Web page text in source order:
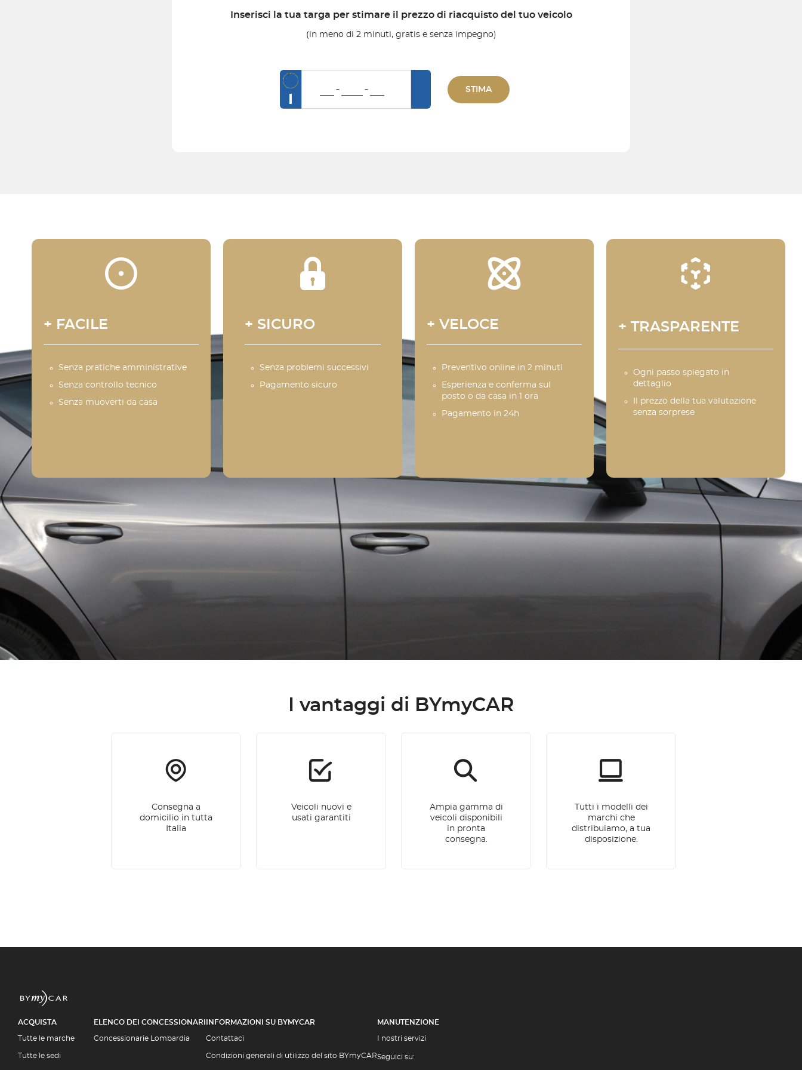
Inserisci la tua targa per stimare il prezzo di riacquisto del tuo veicolo
(in meno di 2 minuti, gratis e senza impegno)
STIMA
+ FACILE
Senza pratiche amministrative
Senza controllo tecnico
Senza muoverti da casa
+ SICURO
Senza problemi successivi
Pagamento sicuro
+ VELOCE
Preventivo online in 2 minuti
Esperienza e conferma sul
posto o da casa in 1 ora
Pagamento in 24h
+ TRASPARENTE
Ogni passo spiegato in
dettaglio
Il prezzo della tua valutazione
senza sorprese
I vantaggi di BYmyCAR
Consegna a
domicilio in tutta
Italia
Veicoli nuovi e
usati garantiti
Ampia gamma di
veicoli disponibili
in pronta
consegna.
Tutti i modelli dei
marchi che
distribuiamo, a tua
disposizione.
ACQUISTA
Tutte le marche
Tutte le sedi
ELENCO DEI CONCESSIONARI
Concessionarie Lombardia
INFORMAZIONI SU BYMYCAR
Contattaci
Condizioni generali di utilizzo del sito BYmyCAR
MANUTENZIONE
I nostri servizi
Seguici su: